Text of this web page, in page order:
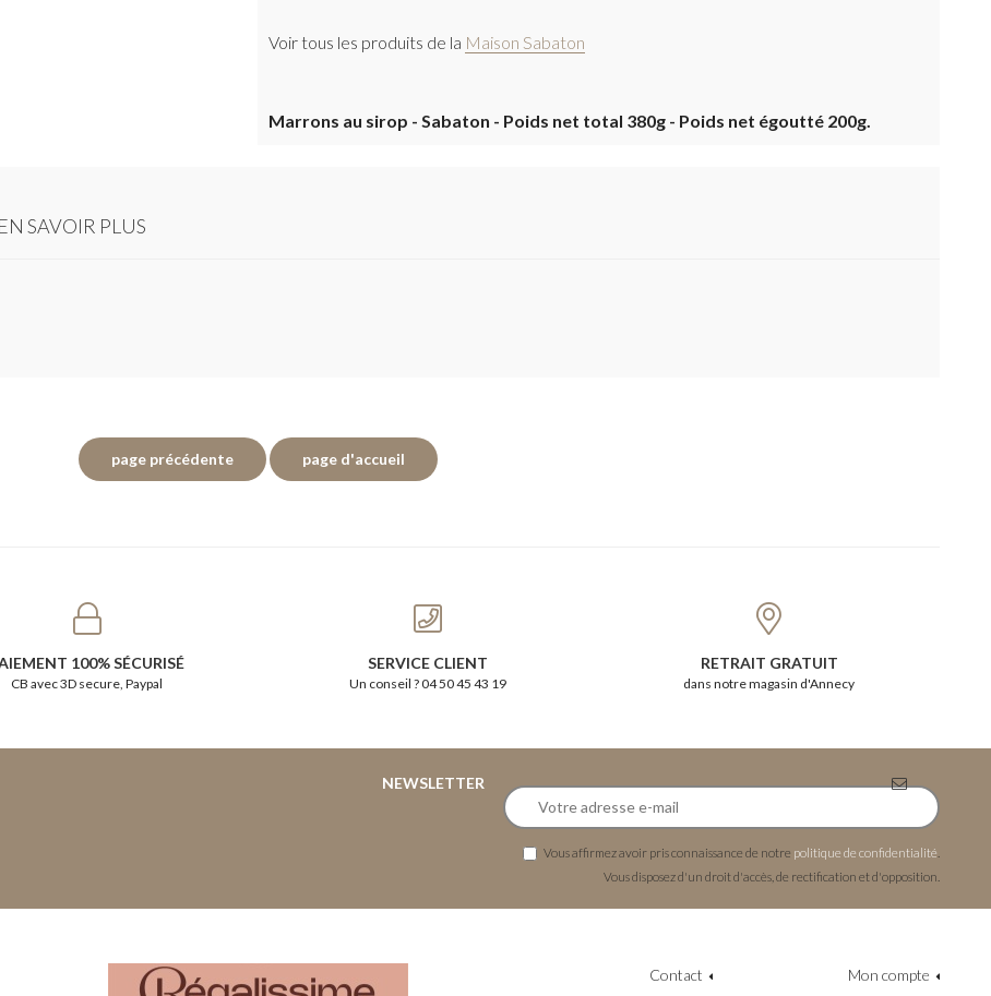
Voir tous les produits de la Maison Sabaton
Marrons au sirop - Sabaton - Poids net total 380g - Poids net égoutté 200g.
EN SAVOIR PLUS
100% SÉCURISÉ
CB avec 3D secure, Paypal
SERVICE CLIENT
Un conseil ? 04 50 45 43 19
RETRAIT GRATUIT
dans notre magasin d'Annecy
NEWSLETTER
Vous affirmez avoir pris connaissance de notre politique de confidentialité
Vous disposez d'un droit d'accès, de rectification et d'opposition.
Contact Mon compte